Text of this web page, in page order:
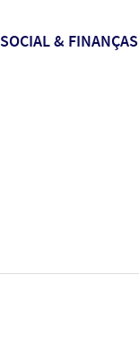
SOCIAL & FINANÇAS